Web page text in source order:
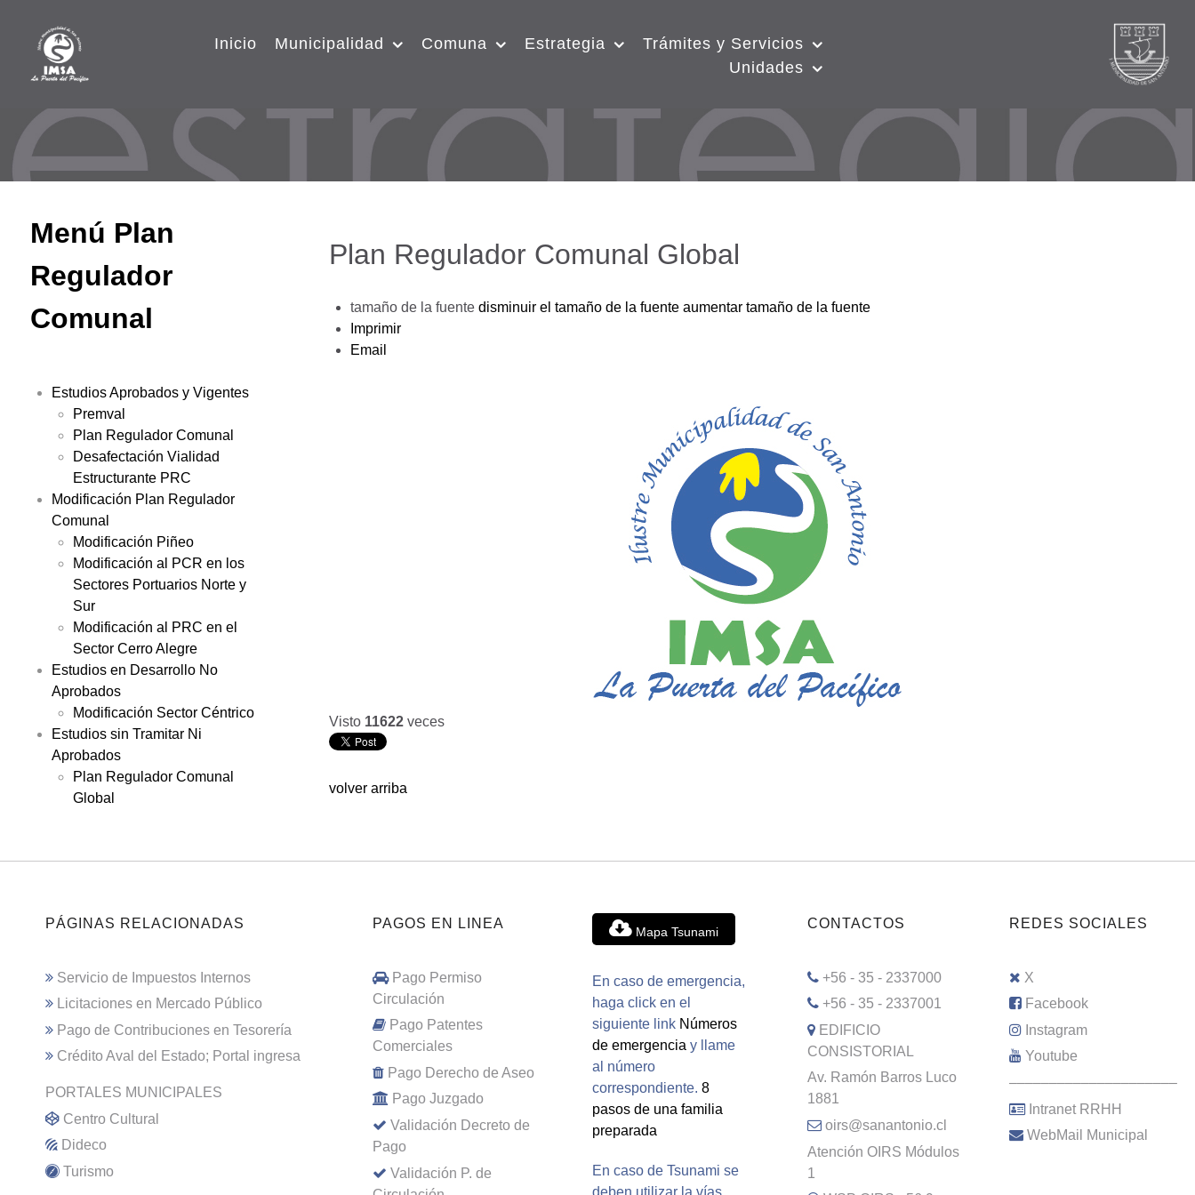
Inicio Municipalidad Comuna Estrategia
Trámites y Servicios
Unidades
Menú Plan
Regulador
Comunal
Estudios Aprobados y Vigentes
Premval
Plan Regulador Comunal
Desafectación Vialidad
Estructurante PRC
Modificación Plan Regulador
Comunal
Modificación Piñeo
Modificación al PCR en los
Sectores Portuarios Norte y
Sur
Modificación al PRC en el
Sector Cerro Alegre
Estudios en Desarrollo No
Aprobados
Modificación Sector Céntrico
Estudios sin Tramitar Ni
Aprobados
Plan Regulador Comunal
Global
Plan Regulador Comunal Global
tamaño de la fuente disminuir el tamaño de la fuente aumentar tamaño de la fuente
Imprimir
Email
Visto 11622 veces
volver arriba
PÁGINAS RELACIONADAS
Servicio de Impuestos Internos
Licitaciones en Mercado Público
Pago de Contribuciones en Tesorería
Crédito Aval del Estado; Portal ingresa
PORTALES MUNICIPALES
Centro Cultural
Dideco
Turismo
PAGOS EN LINEA
Pago Permiso
Circulación
Pago Patentes
Comerciales
Pago Derecho de Aseo
Pago Juzgado
Validación Decreto de
Pago
Validación P. de
Mapa Tsunami
En caso de emergencia,
haga click en el
siguiente link Números
de emergencia y llame
al número
correspondiente. 8
pasos de una familia
preparada
En caso de Tsunami se
deben utilizar la vías
CONTACTOS
+56 - 35 - 2337000
+56 - 35 - 2337001
EDIFICIO
CONSISTORIAL
Av. Ramón Barros Luco
1881
oirs@sanantonio.cl
Atención OIRS Módulos
1
REDES SOCIALES
X
Facebook
Instagram
Youtube
–––––––––––––––––––––
Intranet RRHH
WebMail Municipal